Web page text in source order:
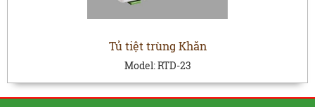
Tủ tiệt trùng Khăn
Model:RTD-23